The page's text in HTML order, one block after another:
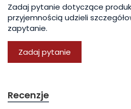
Zadaj pytanie dotyczące
przyjemnością udzieli
zapytanie.
Zadaj pytanie
Recenzje